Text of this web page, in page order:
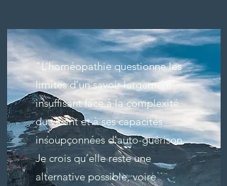
"L’homéopathie questionne les
limites d’un savoir largement
insuffisant face à la complexité
du vivant et à ses capacités
insoupçonnées d’auto-guérison.
Je crois qu’elle reste une
alternative possible, voire